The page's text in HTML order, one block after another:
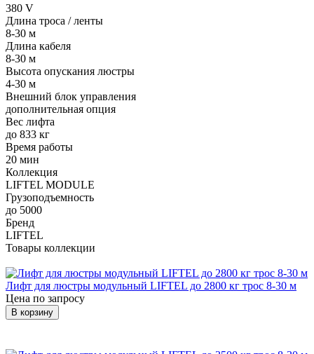
380 V
Длина троса / ленты
8-30 м
Длина кабеля
8-30 м
Высота опускания люстры
4-30 м
Внешний блок управления
дополнительная опция
Вес лифта
до 833 кг
Время работы
20 мин
Коллекция
LIFTEL MODULE
Грузоподъемность
до 5000
Бренд
LIFTEL
Товары коллекции
Лифт для люстры модульный LIFTEL до 2800 кг трос 8-30 м
Цена по запросу
В корзину